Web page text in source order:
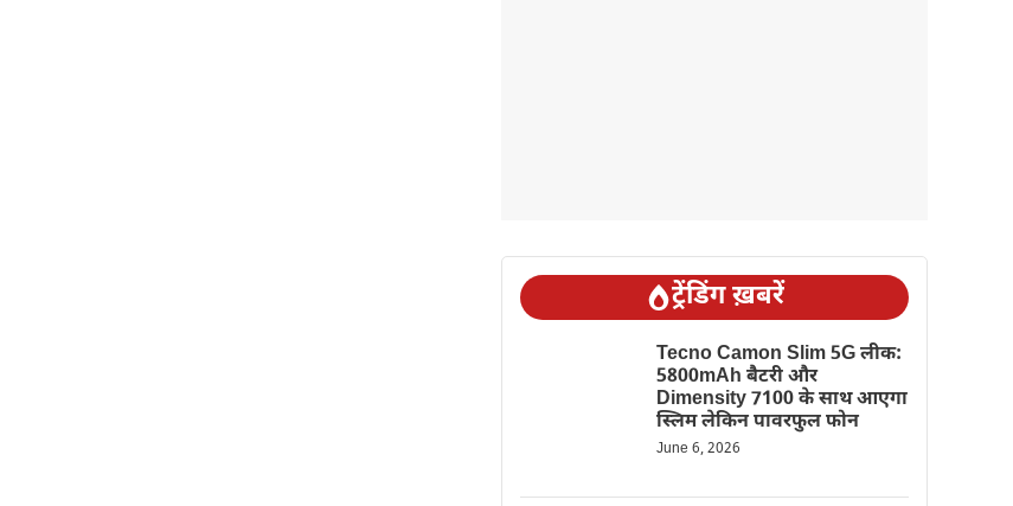
ट्रेंडिंग ख़बरें
Tecno Camon Slim 5G लीक:
5800mAh बैटरी और
Dimensity 7100 के साथ आएगा
स्लिम लेकिन पावरफुल फोन
June 6, 2026